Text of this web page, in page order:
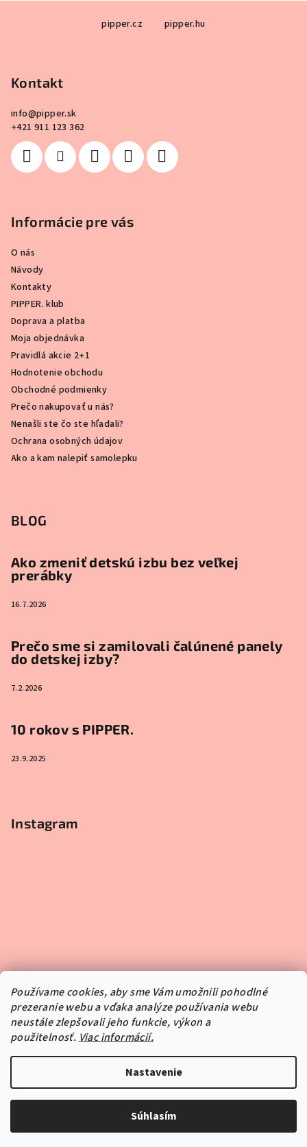
Používame cookies, aby sme Vám umožnili pohodlné
prezeranie webu a vďaka analýze používania webu
neustále zlepšovali jeho funkcie, výkon a
použitelnosť. Viac informácií.
Nastavenie
Súhlasím
pipper.cz pipper.hu
Kontakt
info@pipper.sk
+421 911 123 362
Informácie pre vás
O nás
Návody
Kontakty
PIPPER. klub
Doprava a platba
Moja objednávka
Pravidlá akcie 2+1
Hodnotenie obchodu
Obchodné podmienky
Prečo nakupovať u nás?
Nenašli ste čo ste hľadali?
Ochrana osobných údajov
Ako a kam nalepiť samolepku
BLOG
Ako zmeniť detskú izbu bez veľkej
prerábky
16.7.2026
Prečo sme si zamilovali čalúnené panely
do detskej izby?
7.2.2026
10 rokov s PIPPER.
23.9.2025
Instagram
Sledovať na Instagrame
Vytvoril Shoptet